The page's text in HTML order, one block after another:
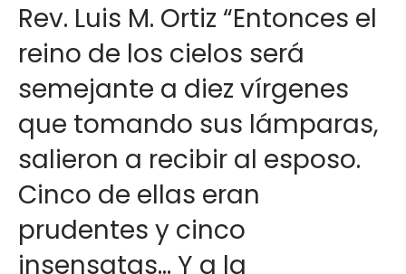
Rev. Luis M. Ortiz “Entonces el
reino de los cielos será
semejante a diez vírgenes
que tomando sus lámparas,
salieron a recibir al esposo.
Cinco de ellas eran
prudentes y cinco
insensatas... Y a la